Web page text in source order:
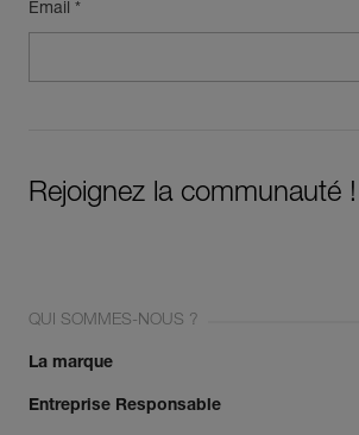
Email *
Rejoignez la communauté !
QUI SOMMES-NOUS ?
La marque
Entreprise Responsable